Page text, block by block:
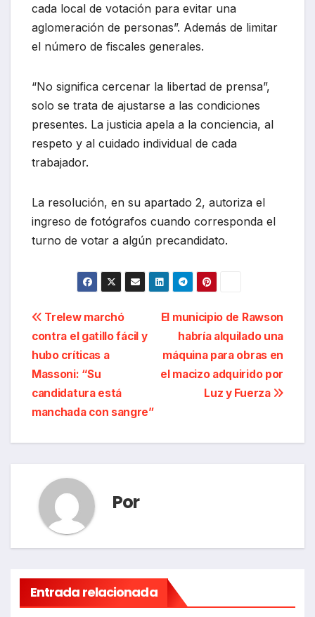
cada local de votación para evitar una
aglomeración de personas”. Además de limitar
el número de fiscales generales.
“No significa cercenar la libertad de prensa”,
solo se trata de ajustarse a las condiciones
presentes. La justicia apela a la conciencia, al
respeto y al cuidado individual de cada
trabajador.
La resolución, en su apartado 2, autoriza el
ingreso de fotógrafos cuando corresponda el
turno de votar a algún precandidato.
Navegación
de
entradas
El municipio de Rawson
habría alquilado una
máquina para obras en
el macizo adquirido por
Luz y Fuerza
Trelew marchó
contra el gatillo fácil y
hubo críticas a
Massoni: “Su
candidatura está
manchada con sangre”
Por
Entrada relacionada